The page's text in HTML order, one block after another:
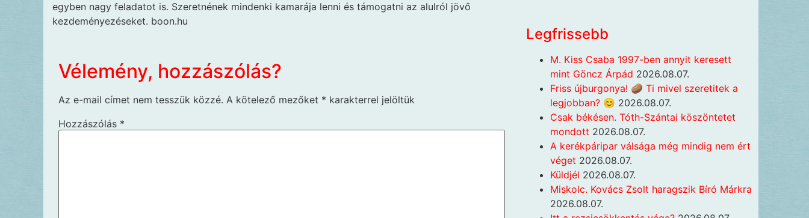
egyben nagy feladatot is. Szeretnének mindenki kamarája lenni és támogatni az alulról jövő
kezdeményezéseket. boon.hu
Vélemény, hozzászólás?
Az e-mail címet nem tesszük közzé. A kötelező mezőket * karakterrel jelöltük
Hozzászólás *
Legfrissebb
M. Kiss Csaba 1997-ben annyit keresett
mint Göncz Árpád 2026.08.07.
Friss újburgonya! 🥔 Ti mivel szeretitek a
legjobban? 😊 2026.08.07.
Csak békésen. Tóth-Szántai köszöntetet
mondott 2026.08.07.
A kerékpáripar válsága még mindig nem ért
véget 2026.08.07.
Küldjél 2026.08.07.
Miskolc. Kovács Zsolt haragszik Bíró Márkra
2026.08.07.